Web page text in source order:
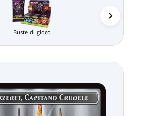
Buste di gioco